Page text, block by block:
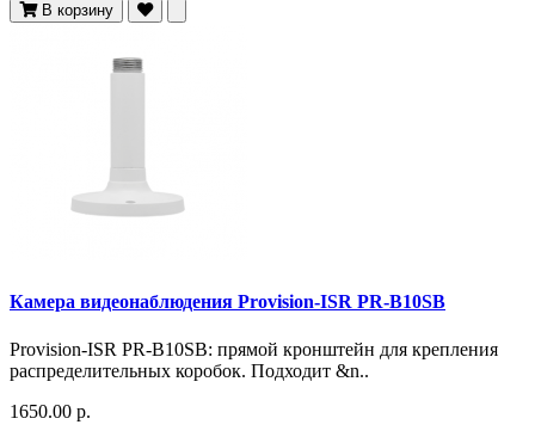
В корзину
Камера видеонаблюдения Provision-ISR PR-B10SB
Provision-ISR PR-B10SB: прямой кронштейн для крепления
распределительных коробок. Подходит &n..
1650.00 р.